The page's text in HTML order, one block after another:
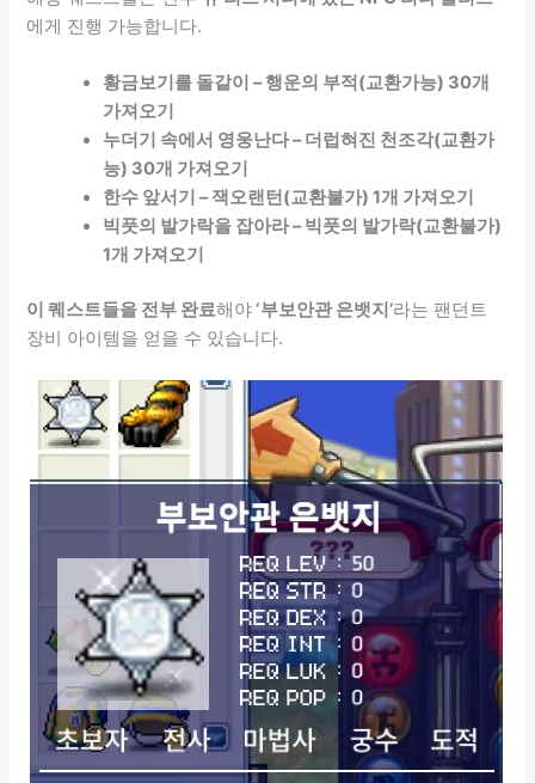
에게 진행 가능합니다.
황금보기를 돌같이 – 행운의 부적(교환가능) 30개
가져오기
누더기 속에서 영웅난다 – 더럽혀진 천조각(교환가
능) 30개 가져오기
한수 앞서기 – 잭오랜턴(교환불가) 1개 가져오기
빅풋의 발가락을 잡아라 – 빅풋의 발가락(교환불가)
1개 가져오기
이 퀘스트들을 전부 완료해야 ‘부보안관 은뱃지’라는 팬던트
장비 아이템을 얻을 수 있습니다.